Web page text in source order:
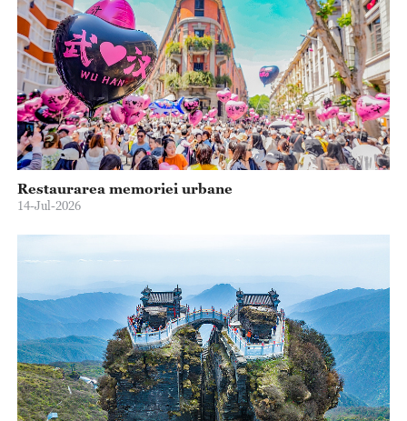
Restaurarea memoriei urbane
14-Jul-2026